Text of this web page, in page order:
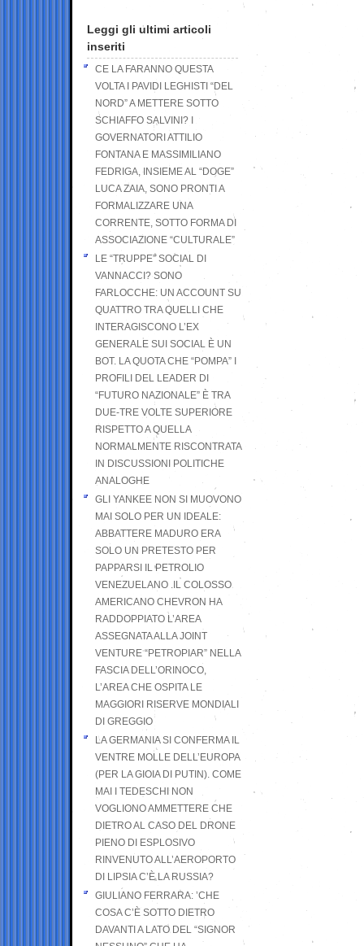
Leggi gli ultimi articoli
inseriti
CE LA FARANNO QUESTA
VOLTA I PAVIDI LEGHISTI “DEL
NORD” A METTERE SOTTO
SCHIAFFO SALVINI? I
GOVERNATORI ATTILIO
FONTANA E MASSIMILIANO
FEDRIGA, INSIEME AL “DOGE”
LUCA ZAIA, SONO PRONTI A
FORMALIZZARE UNA
CORRENTE, SOTTO FORMA DI
ASSOCIAZIONE “CULTURALE”
LE “TRUPPE” SOCIAL DI
VANNACCI? SONO
FARLOCCHE: UN ACCOUNT SU
QUATTRO TRA QUELLI CHE
INTERAGISCONO L’EX
GENERALE SUI SOCIAL È UN
BOT. LA QUOTA CHE “POMPA” I
PROFILI DEL LEADER DI
“FUTURO NAZIONALE” È TRA
DUE-TRE VOLTE SUPERIORE
RISPETTO A QUELLA
NORMALMENTE RISCONTRATA
IN DISCUSSIONI POLITICHE
ANALOGHE
GLI YANKEE NON SI MUOVONO
MAI SOLO PER UN IDEALE:
ABBATTERE MADURO ERA
SOLO UN PRETESTO PER
PAPPARSI IL PETROLIO
VENEZUELANO .IL COLOSSO
AMERICANO CHEVRON HA
RADDOPPIATO L’AREA
ASSEGNATA ALLA JOINT
VENTURE “PETROPIAR” NELLA
FASCIA DELL’ORINOCO,
L’AREA CHE OSPITA LE
MAGGIORI RISERVE MONDIALI
DI GREGGIO
LA GERMANIA SI CONFERMA IL
VENTRE MOLLE DELL’EUROPA
(PER LA GIOIA DI PUTIN). COME
MAI I TEDESCHI NON
VOGLIONO AMMETTERE CHE
DIETRO AL CASO DEL DRONE
PIENO DI ESPLOSIVO
RINVENUTO ALL’AEROPORTO
DI LIPSIA C’È LA RUSSIA?
GIULIANO FERRARA: ’CHE
COSA C’È SOTTO DIETRO
DAVANTI A LATO DEL “SIGNOR